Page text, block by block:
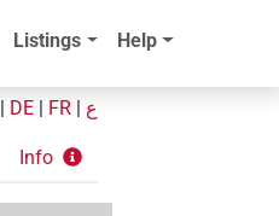
Listings Help
DE FR ع
Info